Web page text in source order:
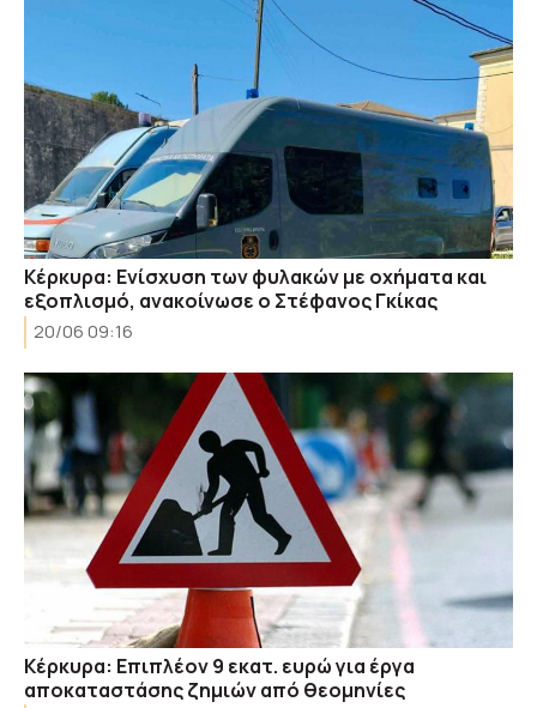
Κέρκυρα: Ενίσχυση των φυλακών με οχήματα και
εξοπλισμό, ανακοίνωσε ο Στέφανος Γκίκας
20/06 09:16
Κέρκυρα: Επιπλέον 9 εκατ. ευρώ για έργα
αποκαταστάσης ζημιών από θεομηνίες